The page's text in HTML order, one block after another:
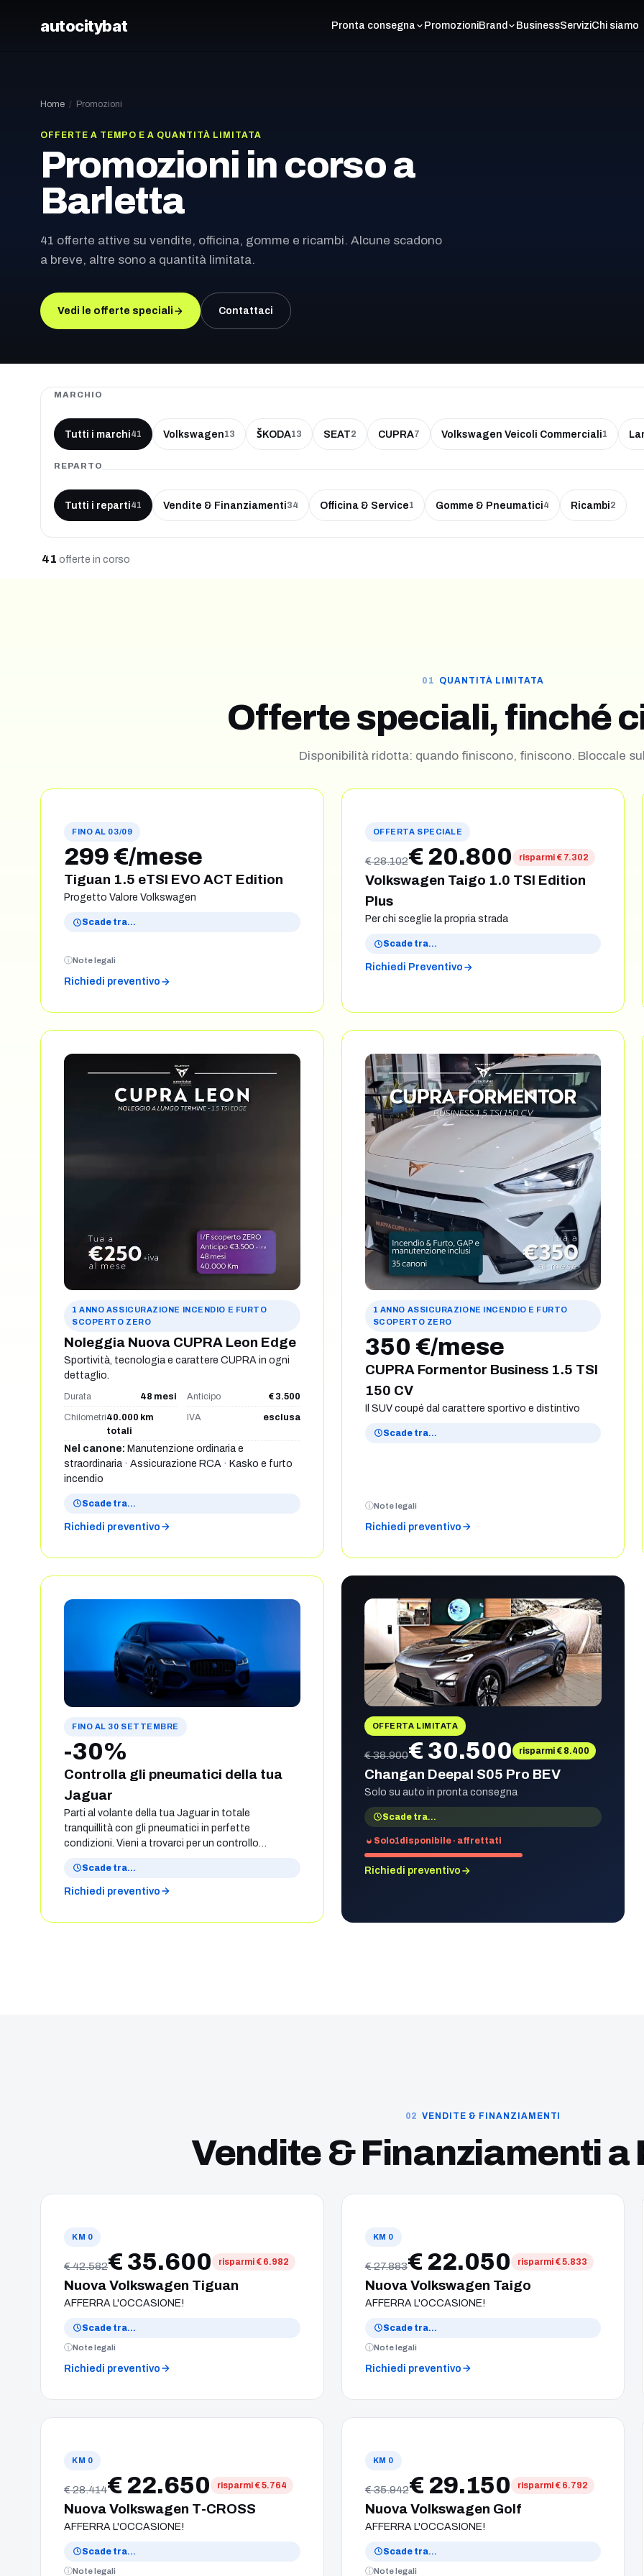
autocitybat Pronta consegna PromozioniBrand BusinessServiziChi siamo
Home / Promozioni
OFFERTE A TEMPO E A QUANTITÀ LIMITATA
Promozioni in corsoa
Barletta
41 offerte attive su vendite, officina, gomme e ricambi. Alcune scadono
a breve, altre sono a quantità limitata.
Vedi le offerte speciali Contattaci
MARCHIO
Tutti i marchi41 Volkswagen13 ŠKODA13 SEAT2 CUPRA7 Volkswagen Veicoli Commerciali1
REPARTO
Tutti i reparti41 Vendite & Finanziamenti34 Officina & Service1 Gomme & Pneumatici4 Ricambi2
41 offerte in corso
QUANTITÀ LIMITATA
Offerte speciali, finché
Disponibilità ridotta: quando finiscono, finiscono. Bloccale
FINO AL 03/09
299 €/mese
Tiguan 1.5 eTSI EVO ACT Edition
Progetto Valore Volkswagen
Scade tra…
Note legali
Richiedi preventivo
OFFERTA SPECIALE
€ 28.102€ 20.800 risparmi € 7.302
Volkswagen Taigo 1.0 TSI Edition
Plus
Per chi sceglie la propria strada
Scade tra…
Richiedi Preventivo
1 ANNO ASSICURAZIONE INCENDIO E FURTO
SCOPERTO ZERO
Noleggia Nuova CUPRA Leon Edge
Sportività, tecnologia e carattere CUPRA in ogni
dettaglio.
Durata 48 mesi Anticipo € 3.500
Chilometri40.000 km
totali
IVA esclusa
Nel canone: Manutenzione ordinaria e
straordinaria · Assicurazione RCA · Kasko e furto
incendio
Scade tra…
Richiedi preventivo
1 ANNO ASSICURAZIONE INCENDIO E FURTO
SCOPERTO ZERO
350 €/mese
CUPRA Formentor Business 1.5 TSI
150 CV
Il SUV coupé dal carattere sportivo e distintivo
Scade tra…
Note legali
Richiedi preventivo
FINO AL 30 SETTEMBRE
-30%
Controlla gli pneumatici della tua
Jaguar
Parti al volante della tua Jaguar in totale
tranquillità con gli pneumatici in perfette
condizioni. Vieni a trovarci per un controllo
cura lo stato dei tuoi pneumatici. In caso di
sostituzione, fino al 30 settembre, potrai
Scade tra…
Richiedi preventivo
OFFERTA LIMITATA
€ 38.900€ 30.500 risparmi € 8.400
Changan Deepal S05 Pro BEV
Solo su auto in pronta consegna
Scade tra…
Solo1disponibile · affrettati
Richiedi preventivo
VENDITE & FINANZIAMENTI
Vendite & Finanziamenti a
KM 0
€ 42.582€ 35.600 risparmi € 6.982
Nuova Volkswagen Tiguan
AFFERRA L'OCCASIONE!
Scade tra…
Note legali
Richiedi preventivo
KM 0
€ 27.883€ 22.050 risparmi € 5.833
Nuova Volkswagen Taigo
AFFERRA L'OCCASIONE!
Scade tra…
Note legali
Richiedi preventivo
KM 0
€ 28.414€ 22.650 risparmi € 5.764
Nuova Volkswagen T-CROSS
AFFERRA L'OCCASIONE!
Scade tra…
Note legali
KM 0
€ 35.942€ 29.150 risparmi € 6.792
Nuova Volkswagen Golf
AFFERRA L'OCCASIONE!
Scade tra…
Note legali